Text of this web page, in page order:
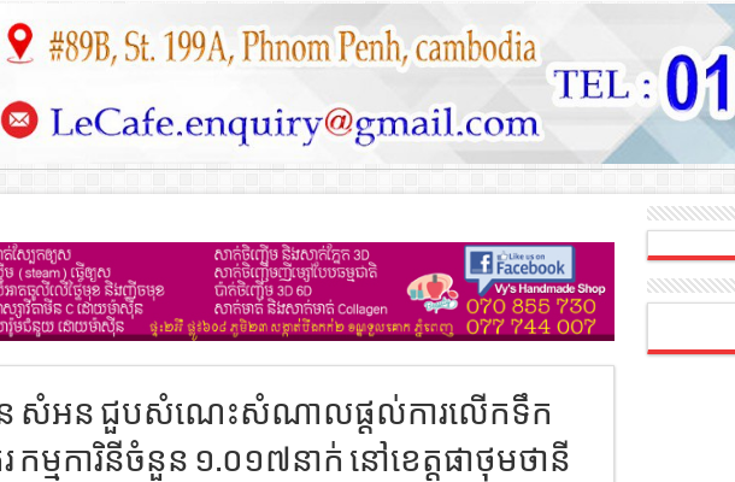
សំអន ជួបសំណេះសំណាលផ្ដល់ការលើកទឹក
កម្មការិនីចំនួន ១.០១៧នាក់ នៅខេត្តផាថុមថានី